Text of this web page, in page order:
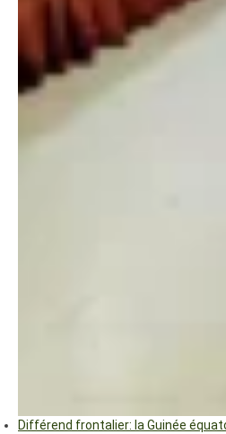
Différend frontalier: la Guinée